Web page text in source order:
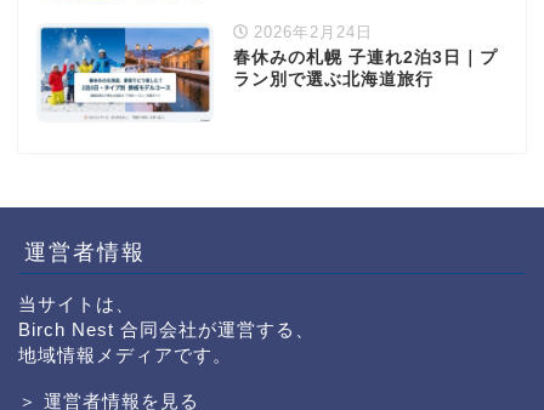
2026年2月24日
春休みの札幌 子連れ2泊3日｜プ
ラン別で選ぶ北海道旅行
運営者情報
当サイトは、
Birch Nest 合同会社が運営する、
地域情報メディアです。
＞ 運営者情報を見る